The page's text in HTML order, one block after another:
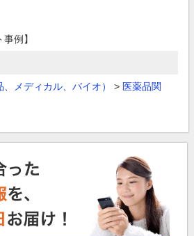
例】
メディカル、バイオ） > 医薬品関